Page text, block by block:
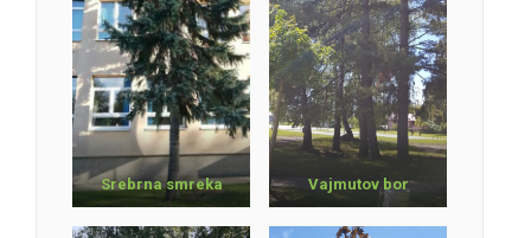
Srebrna smreka Vajmutov bor